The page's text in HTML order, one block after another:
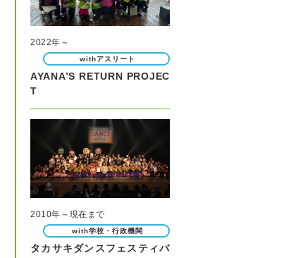
2022年～
withアスリート
AYANA’S RETURN PROJEC
T
2010年～現在まで
with学校・行政機関
タカサキダンスフェスティバ